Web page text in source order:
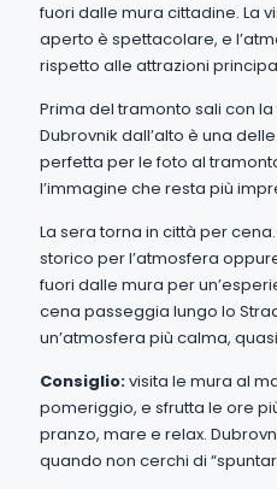
fuori dalle mura cittadine. La
aperto è spettacolare, e
rispetto alle attrazioni
Prima del tramonto sali con la
Dubrovnik dall’alto è una
perfetta per le foto al
l’immagine che resta più
La sera torna in città per
storico per l’atmosfera
fuori dalle mura per
cena passeggia lungo lo
un’atmosfera più calma,
Consiglio:visita le mura al
pomeriggio, e sfrutta le ore
pranzo, mare e relax.
quando non cerchi di